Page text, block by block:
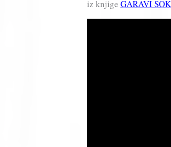
iz knjige GARAVI